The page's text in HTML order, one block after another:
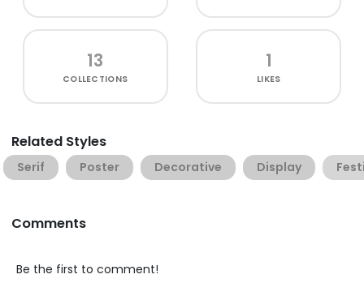
13
COLLECTIONS
1
LIKES
Related Styles
Serif Poster Decorative Display
Comments
Be the first to comment!